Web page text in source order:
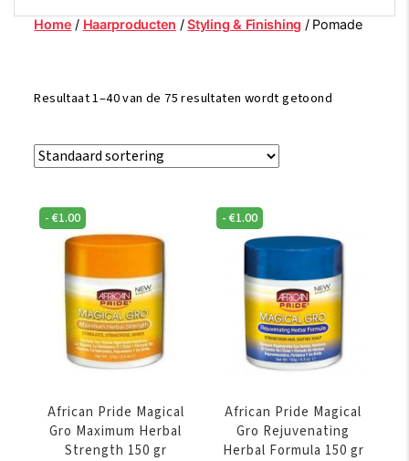
Home / Haarproducten /Styling & Finishing / Pomade
Resultaat 1–40 van de 75 resultaten wordt getoond
-€1.00
African Pride Magical
Gro Maximum Herbal
Strength 150 gr
-€1.00
African Pride Magical
Gro Rejuvenating
Herbal Formula 150 gr